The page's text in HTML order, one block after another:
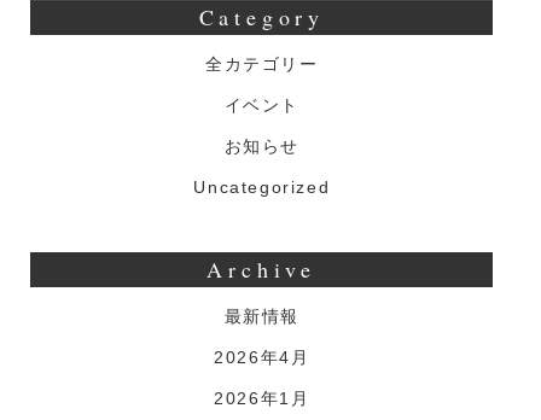
Category
全カテゴリー
イベント
お知らせ
Uncategorized
Archive
最新情報
2026年4月
2026年1月